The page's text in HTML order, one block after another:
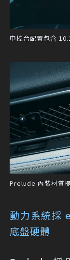
中控台配置包含
Prelude 內裝材質
動力系統採
底盤硬體